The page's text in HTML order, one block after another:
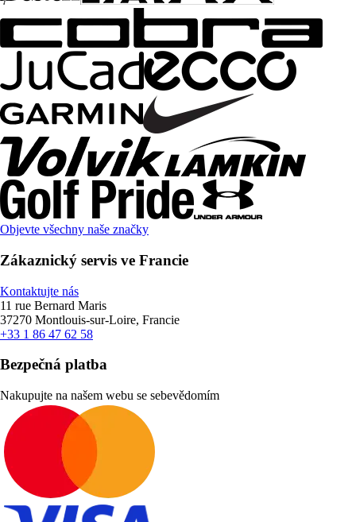
Objevte všechny naše značky
Zákaznický servis ve Francie
Kontaktujte nás
11 rue Bernard Maris
37270 Montlouis-sur-Loire, Francie
+33 1 86 47 62 58
Bezpečná platba
Nakupujte na našem webu se sebevědomím